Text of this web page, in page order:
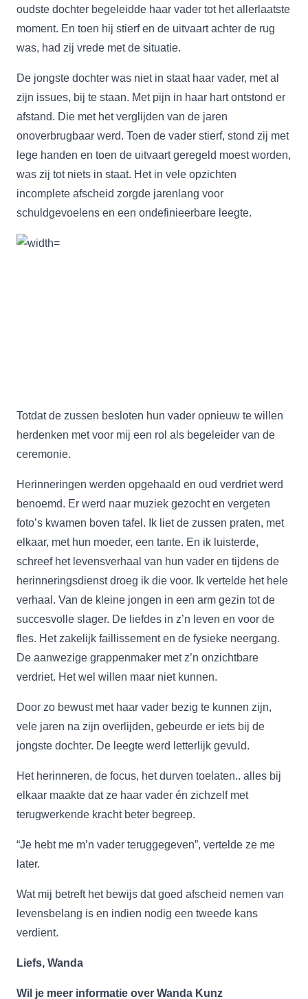
oudste dochter begeleidde haar vader tot het allerlaatste
moment. En toen hij stierf en de uitvaart achter de rug
was, had zij vrede met de situatie.
De jongste dochter was niet in staat haar vader, met al
zijn issues, bij te staan. Met pijn in haar hart ontstond er
afstand. Die met het verglijden van de jaren
onoverbrugbaar werd. Toen de vader stierf, stond zij met
lege handen en toen de uitvaart geregeld moest worden,
was zij tot niets in staat. Het in vele opzichten
incomplete afscheid zorgde jarenlang voor
schuldgevoelens en een ondefinieerbare leegte.
Totdat de zussen besloten hun vader opnieuw te willen
herdenken met voor mij een rol als begeleider van de
ceremonie.
Herinneringen werden opgehaald en oud verdriet werd
benoemd. Er werd naar muziek gezocht en vergeten
foto’s kwamen boven tafel. Ik liet de zussen praten, met
elkaar, met hun moeder, een tante. En ik luisterde,
schreef het levensverhaal van hun vader en tijdens de
herinneringsdienst droeg ik die voor. Ik vertelde het hele
verhaal. Van de kleine jongen in een arm gezin tot de
succesvolle slager. De liefdes in z’n leven en voor de
fles. Het zakelijk faillissement en de fysieke neergang.
De aanwezige grappenmaker met z’n onzichtbare
verdriet. Het wel willen maar niet kunnen.
Door zo bewust met haar vader bezig te kunnen zijn,
vele jaren na zijn overlijden, gebeurde er iets bij de
jongste dochter. De leegte werd letterlijk gevuld.
Het herinneren, de focus, het durven toelaten.. alles bij
elkaar maakte dat ze haar vader én zichzelf met
terugwerkende kracht beter begreep.
“Je hebt me m’n vader teruggegeven”, vertelde ze me
later.
Wat mij betreft het bewijs dat goed afscheid nemen van
levensbelang is en indien nodig een tweede kans
verdient.
Liefs, Wanda
Wil je meer informatie over Wanda Kunz